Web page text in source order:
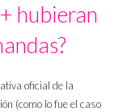
hubieran
oficial de la
(como lo fue el caso